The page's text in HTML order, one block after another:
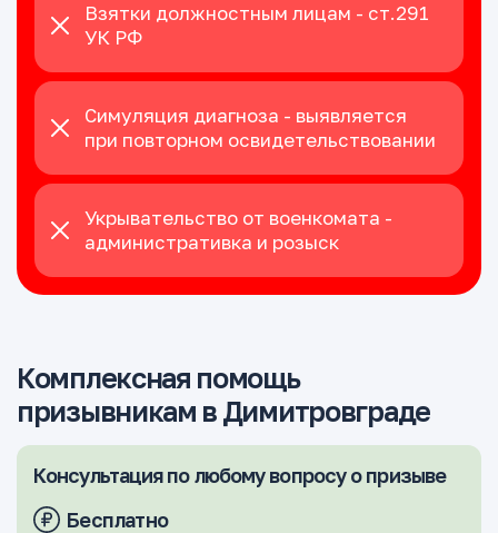
Взятки должностным лицам - ст.291
УК РФ
Симуляция диагноза - выявляется
при повторном освидетельствовании
Укрывательство от военкомата -
административка и розыск
Комплексная помощь
призывникам в Димитровграде
Консультация по любому вопросу о призыве
Бесплатно